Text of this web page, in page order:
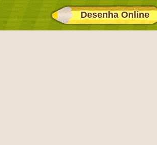
Desenha Online